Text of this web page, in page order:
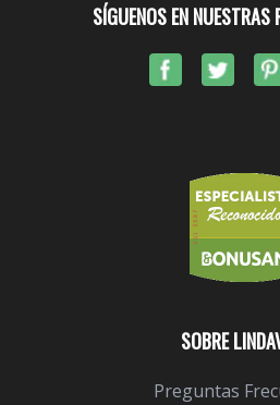
SOBRE
Preguntas
SÍGUENOS EN NUESTRAS